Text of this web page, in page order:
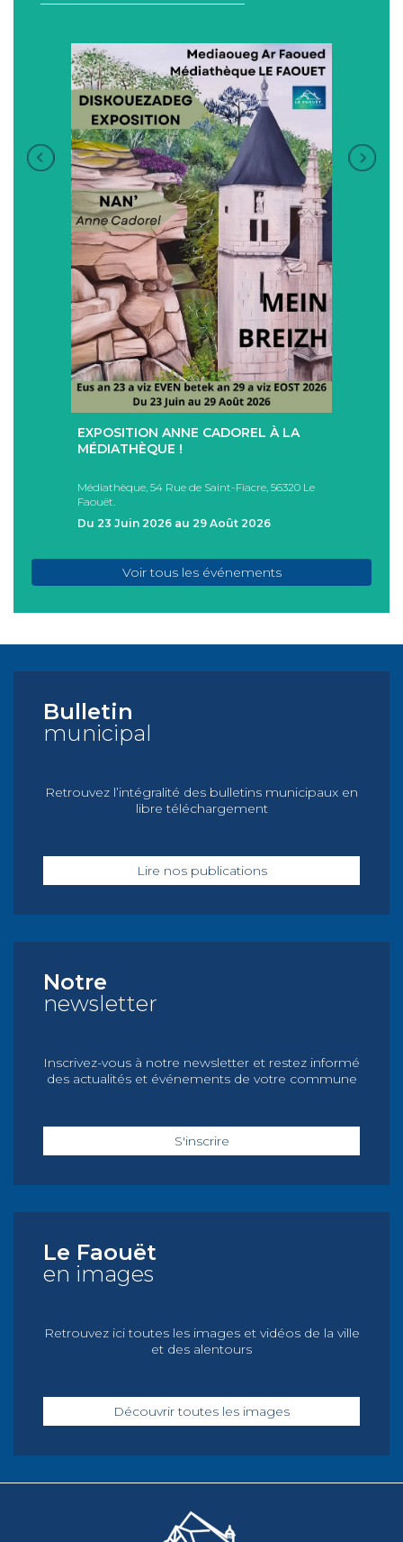
+
EXPOSITION ANNE CADOREL À LA
MÉDIATHÈQUE !
Médiathèque, 54 Rue de Saint-Fiacre, 56320 Le
Faouët.
Du 23 Juin 2026 au 29 Août 2026
Voir tous les événements
Bulletin
municipal
Retrouvez l’intégralité des bulletins municipaux en
libre téléchargement
Lire nos publications
Notre
newsletter
Inscrivez-vous à notre newsletter et restez informé
des actualités et événements de votre commune
S'inscrire
Le Faouët
en images
Retrouvez ici toutes les images et vidéos de la ville
et des alentours
Découvrir toutes les images